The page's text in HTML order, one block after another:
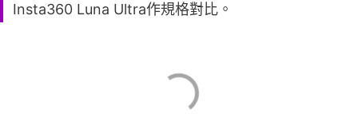
Insta360 Luna Ultra作規格對比。